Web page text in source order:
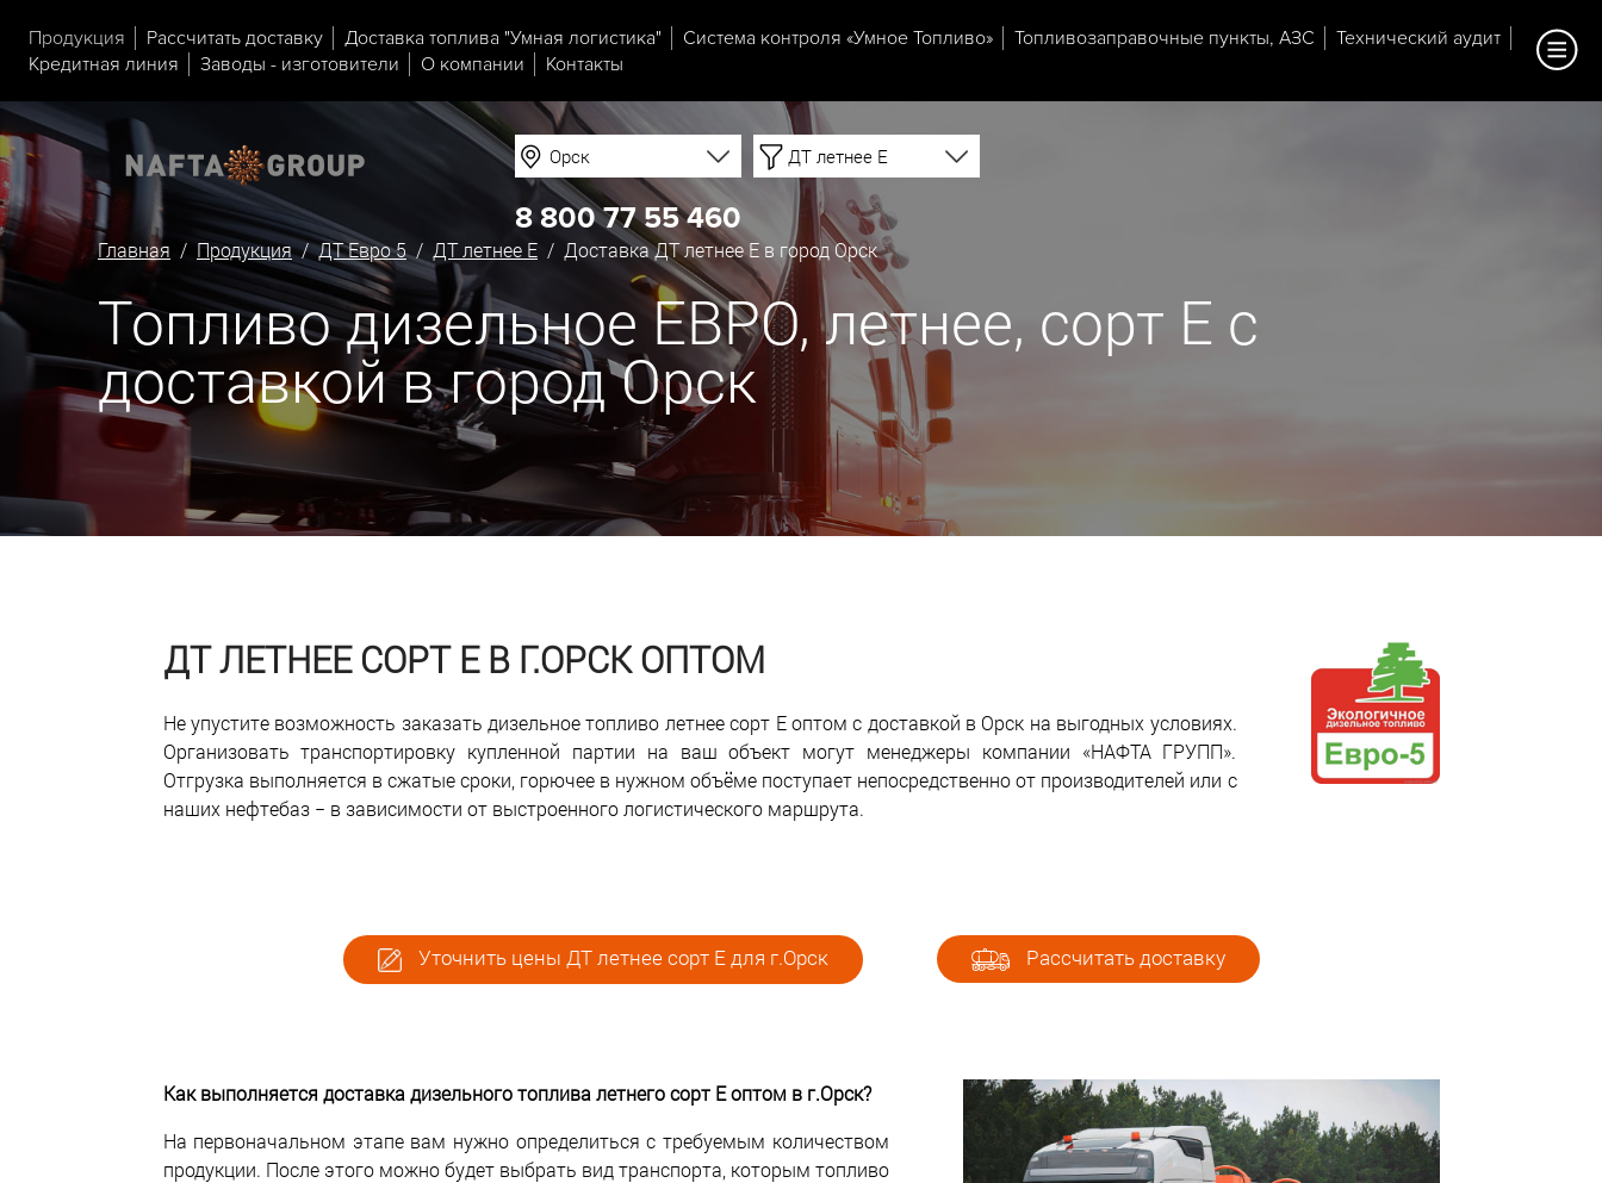
Продукция Рассчитать доставку Доставка топлива "Умная логистика" Система контроля «Умное Топливо» Топливозаправочные пункты, АЗС
Технический аудит
Кредитная линия
Заводы - изготовители О компании Контакты
Орск ДТ летнее Е
8 800 77 55 460
Главная / Продукция/ДТ Евро 5/ ДТ летнее Е / Доставка ДТ летнее Е в город Орск
Топливо дизельное ЕВРО, летнее, сорт E с
доставкой в город Орск
ДТ ЛЕТНЕЕ СОРТ Е В Г.ОРСК ОПТОМ
Не упустите возможность заказать дизельное топливо летнее сорт Е оптом с доставкой в Орск на выгодных условиях.
Организовать транспортировку купленной партии на ваш объект могут менеджеры компании «НАФТА ГРУПП».
Отгрузка выполняется в сжатые сроки, горючее в нужном объёме поступает непосредственно от производителей или с
наших нефтебаз − в зависимости от выстроенного логистического маршрута.
Уточнить цены ДТ летнее сорт Е для г.Орск Рассчитать доставку
Как выполняется доставка дизельного топлива летнего сорт Е оптом в г.Орск?
На первоначальном этапе вам нужно определиться с требуемым количеством
продукции. После этого можно будет выбрать вид транспорта, которым топливо